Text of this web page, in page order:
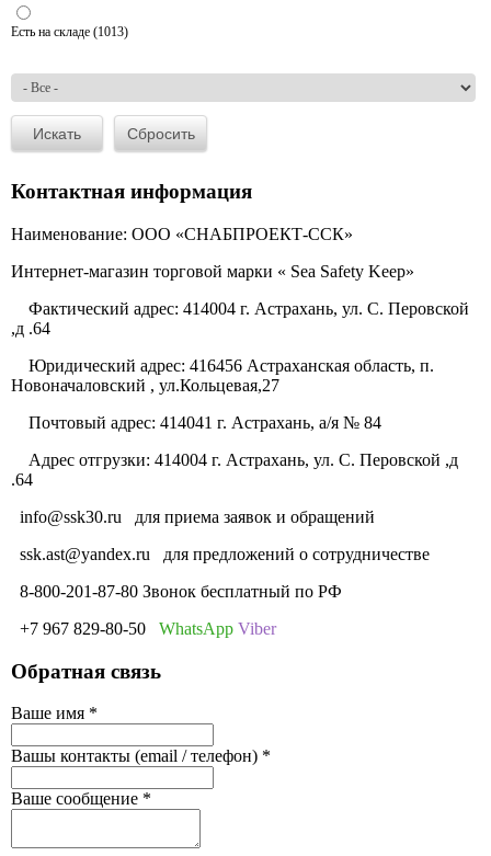
Есть на складе (1013)
Контактная информация
Наименование: ООО «СНАБПРОЕКТ-ССК»
Интернет-магазин торговой марки « Sea Safety Keep»
Фактический адрес: 414004 г. Астрахань, ул. С. Перовской
,д .64
Юридический адрес: 416456 Астраханская область, п.
Новоначаловский , ул.Кольцевая,27
Почтовый адрес: 414041 г. Астрахань, а/я № 84
Адрес отгрузки: 414004 г. Астрахань, ул. С. Перовской ,д
.64
info@ssk30.ru для приема заявок и обращений
ssk.ast@yandex.ru для предложений о сотрудничестве
8-800-201-87-80 Звонок бесплатный по РФ
+7 967 829-80-50
WhatsApp Viber
Обратная связь
Ваше имя *
Вашы контакты (email / телефон) *
Ваше сообщение *